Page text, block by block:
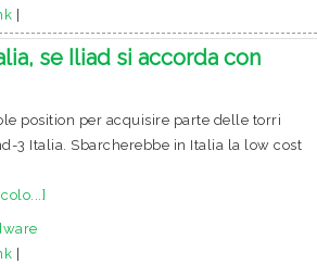
se Iliad si accorda con
position per acquisire parte delle torri
3 Italia. Sbarcherebbe in Italia la low cost